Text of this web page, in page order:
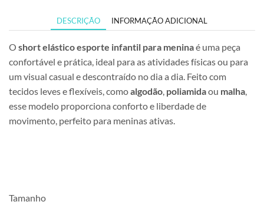
DESCRIÇÃO INFORMAÇÃO ADICIONAL
O short elástico esporte infantil para meninaé uma peça
confortável e prática, ideal para as atividades físicas ou para
um visual casual e descontraído no dia a dia. Feito com
tecidos leves e flexíveis, comoalgodão, poliamidaou malha,
esse modelo proporciona conforto e liberdade de
movimento, perfeito para meninas ativas.
Tamanho